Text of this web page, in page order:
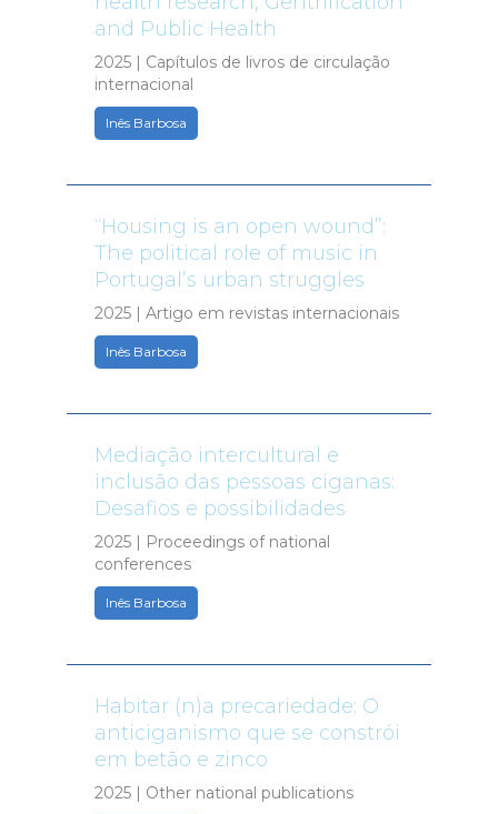
and Public Health
2025 | Capítulos de livros de circulação
internacional
Inês Barbosa
“Housing is an open wound”:
The political role of music in
Portugal’s urban struggles
2025 | Artigo em revistas internacionais
Inês Barbosa
Mediação intercultural e
inclusão das pessoas ciganas:
Desafios e possibilidades
2025 | Proceedings of national
conferences
Inês Barbosa
Habitar (n)a precariedade: O
anticiganismo que se constrói
em betão e zinco
2025 | Other national publications